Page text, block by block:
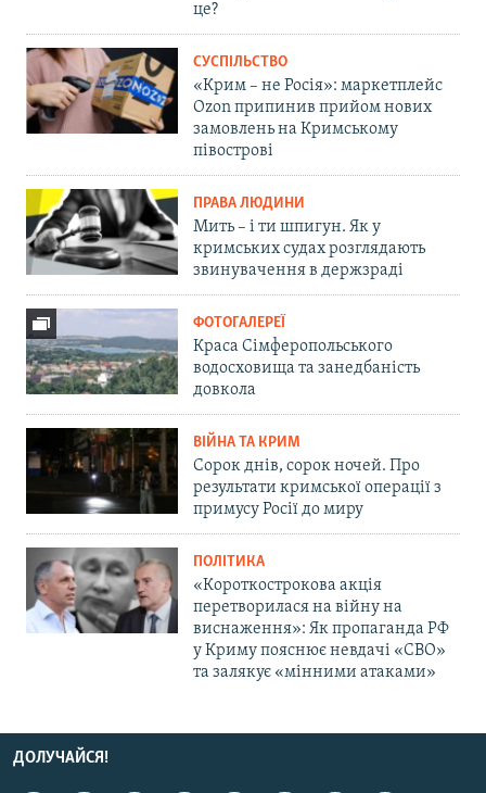
це?
СУСПІЛЬСТВО
«Крим – не Росія»: маркетплейс
Ozon припинив прийом нових
замовлень на Кримському
півострові
ПРАВА ЛЮДИНИ
Мить – і ти шпигун. Як у
кримських судах розглядають
звинувачення в держзраді
ФОТОГАЛЕРЕЇ
Краса Сімферопольського
водосховища та занедбаність
довкола
ВІЙНА ТА КРИМ
Сорок днів, сорок ночей. Про
результати кримської операції з
примусу Росії до миру
ПОЛІТИКА
«Короткострокова акція
перетворилася на війну на
виснаження»: Як пропаганда РФ
у Криму пояснює невдачі «СВО»
та залякує «мінними атаками»
ДОЛУЧАЙСЯ!